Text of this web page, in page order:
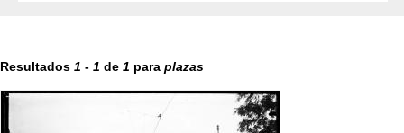
Resultados 1 - 1 de 1 para plazas